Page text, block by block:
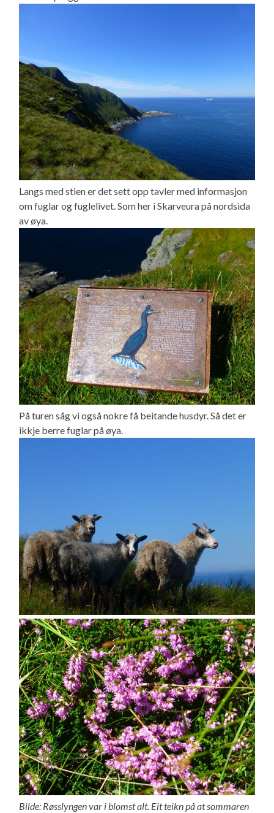
Langs med stien er det sett opp tavler med informasjon
om fuglar og fuglelivet. Som her i Skarveura på nordsida
av øya.
På turen såg vi også nokre få beitande husdyr. Så det er
ikkje berre fuglar på øya.
Bilde: Røsslyngen var i blomst alt. Eit teikn på at sommaren